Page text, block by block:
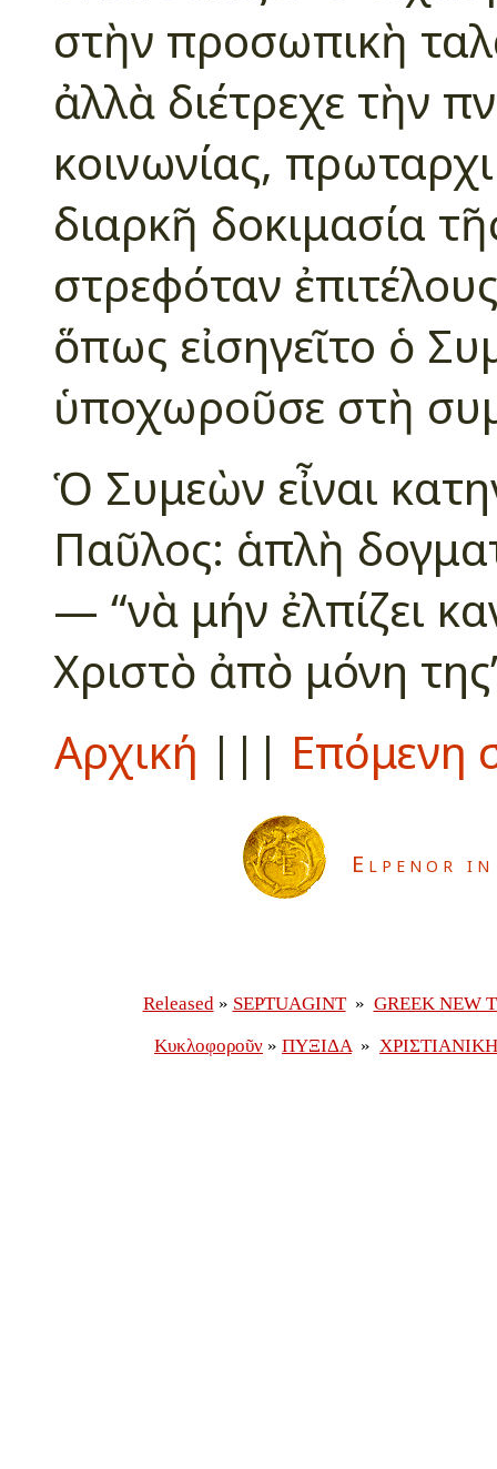
στὴν προσωπικὴ
ἀλλὰ διέτρεχε τὴν
κοινωνίας,
διαρκῆ δοκιμασία
στρεφόταν
ὅπως εἰσηγεῖτο ὁ
ὑποχωροῦσε στὴ
Ὁ Συμεὼν εἶναι
Παῦλος: ἁπλὴ
— “νὰ μήν ἐλπίζει
Χριστὸ ἀπὸ μόνη
Αρχική ||| Επόμενη
Elpenor